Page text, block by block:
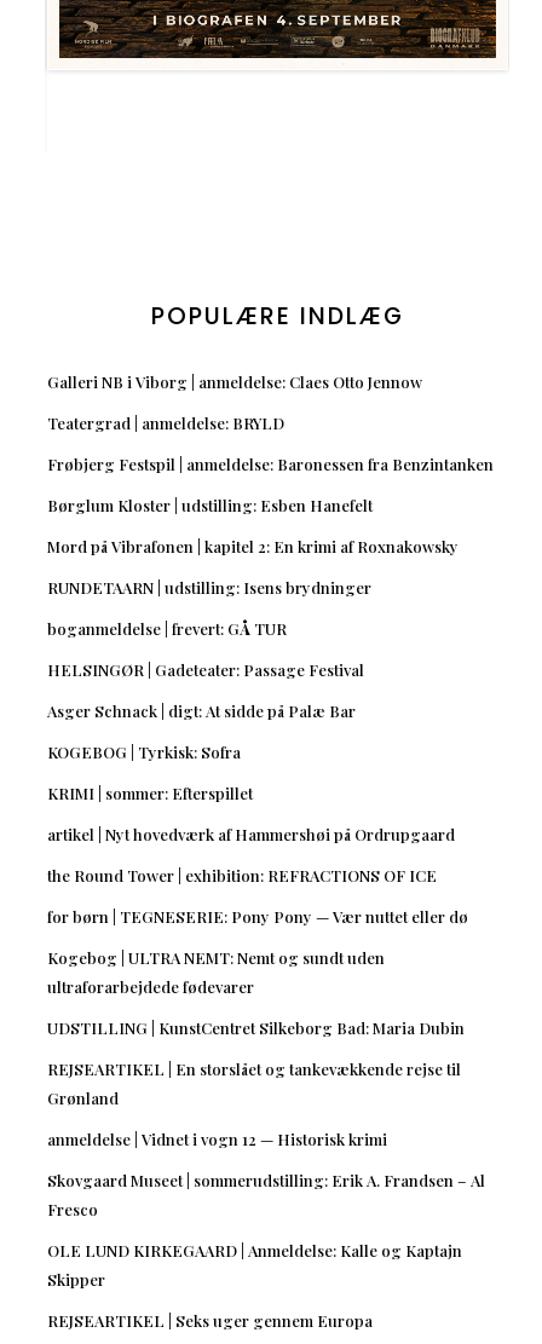
POPULÆRE INDLÆG
Galleri NB i Viborg | anmeldelse: Claes Otto Jennow
Teatergrad | anmeldelse: BRYLD
Frøbjerg Festspil | anmeldelse: Baronessen fra Benzintanken
Børglum Kloster | udstilling: Esben Hanefelt
Mord på Vibrafonen | kapitel 2: En krimi af Roxnakowsky
RUNDETAARN | udstilling: Isens brydninger
boganmeldelse | frevert: GÅ TUR
HELSINGØR | Gadeteater: Passage Festival
Asger Schnack | digt: At sidde på Palæ Bar
KOGEBOG | Tyrkisk: Sofra
KRIMI | sommer: Efterspillet
artikel | Nyt hovedværk af Hammershøi på Ordrupgaard
the Round Tower | exhibition: REFRACTIONS OF ICE
for børn | TEGNESERIE: Pony Pony — Vær nuttet eller dø
Kogebog | ULTRA NEMT: Nemt og sundt uden
ultraforarbejdede fødevarer
UDSTILLING | KunstCentret Silkeborg Bad: Maria Dubin
REJSEARTIKEL | En storslået og tankevækkende rejse til
Grønland
anmeldelse | Vidnet i vogn 12 — Historisk krimi
Skovgaard Museet | sommerudstilling: Erik A. Frandsen – Al
Fresco
OLE LUND KIRKEGAARD | Anmeldelse: Kalle og Kaptajn
Skipper
REJSEARTIKEL | Seks uger gennem Europa